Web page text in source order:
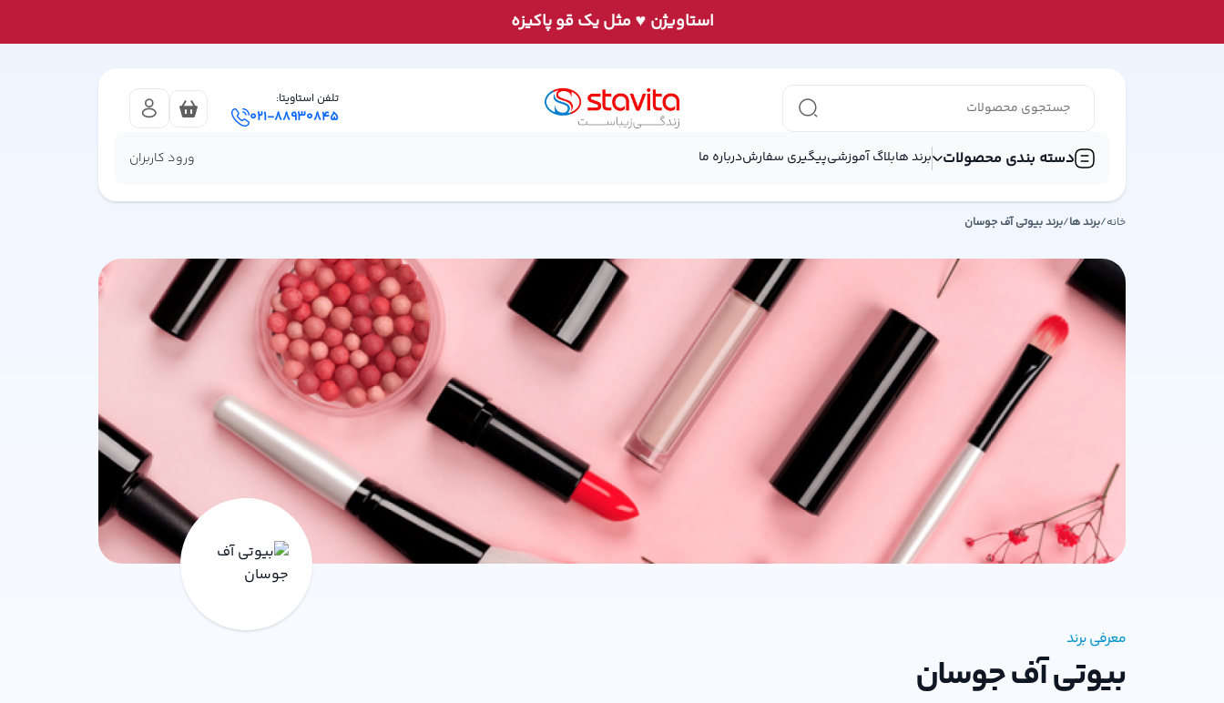
استاويژن ♥مثل يک قو پاكيزه
تلفن استاویتا:
021-88930845
دسته بندی محصولات برند هابلاگ آموزشیپیگیری سفارشدرباره ما ورود کاربران
خانه/برند ها/برندبیوتی آف جوسان
معرفی برند
بیوتی آف جوسان